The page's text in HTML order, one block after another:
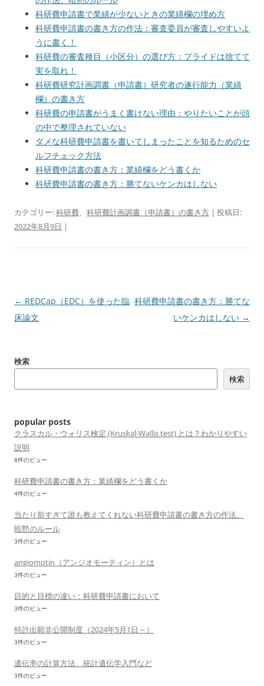
科研費申請書で業績が少ないときの業績欄の埋め方
科研費申請書の書き方の作法：審査委員が審査しやすいよ
うに書く！
科研費の審査種目（小区分）の選び方：プライドは捨てて
実を取れ！
科研費研究計画調書（申請書）研究者の遂行能力（業績
欄）の書き方
科研費の申請書がうまく書けない理由：やりたいことが頭
の中で整理されていない
ダメな科研費申請書を書いてしまったことを知るためのセ
ルフチェック方法
科研費申請書の書き方：業績欄をどう書くか
科研費申請書の書き方：勝てないケンカはしない
カテゴリー:科研費、 科研費計画調書（申請書）の書き方 | 投稿日:
2022年8月9日 |
投
稿
ゲ
ン
← REDCap（EDC）を使った臨
床論文
科研費申請書の書き方：勝てな
いケンカはしない →
検索
検索
popular posts
クラスカル・ウォリス検定 (Kruskal-Wallis test) とは？わかりやすい
説明
8件のビュー
科研費申請書の書き方：業績欄をどう書くか
4件のビュー
当たり前すぎて誰も教えてくれない科研費申請書の書き方の作法、
暗黙のルール
3件のビュー
angiomotin（アンジオモーティン）とは
3件のビュー
目的と目標の違い：科研費申請書において
3件のビュー
特許出願非公開制度（2024年5月1日～）
3件のビュー
遺伝率の計算方法、統計遺伝学入門など
3件のビュー